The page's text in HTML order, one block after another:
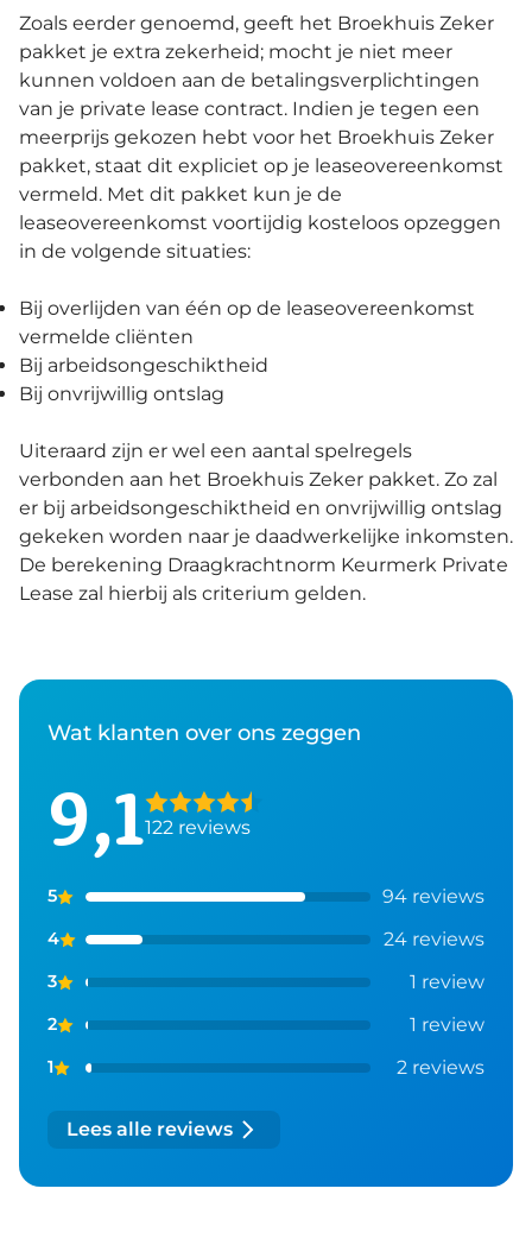
Zoals eerder genoemd, geeft het Broekhuis Zeker
pakket je extra zekerheid; mocht je niet meer
kunnen voldoen aan de betalingsverplichtingen
van je private lease contract. Indien je tegen een
meerprijs gekozen hebt voor het Broekhuis Zeker
pakket, staat dit expliciet op je leaseovereenkomst
vermeld. Met dit pakket kun je de
leaseovereenkomst voortijdig kosteloos opzeggen
in de volgende situaties:
Bij overlijden van één op de leaseovereenkomst
vermelde cliënten
Bij arbeidsongeschiktheid
Bij onvrijwillig ontslag
Uiteraard zijn er wel een aantal spelregels
verbonden aan het Broekhuis Zeker pakket. Zo zal
er bij arbeidsongeschiktheid en onvrijwillig ontslag
gekeken worden naar je daadwerkelijke inkomsten.
De berekening Draagkrachtnorm Keurmerk Private
Lease zal hierbij als criterium gelden.
Wat klanten over ons zeggen
9,1122 reviews
5 94 reviews
4 24 reviews
3 1 review
2 1 review
1 2 reviews
Lees alle reviews